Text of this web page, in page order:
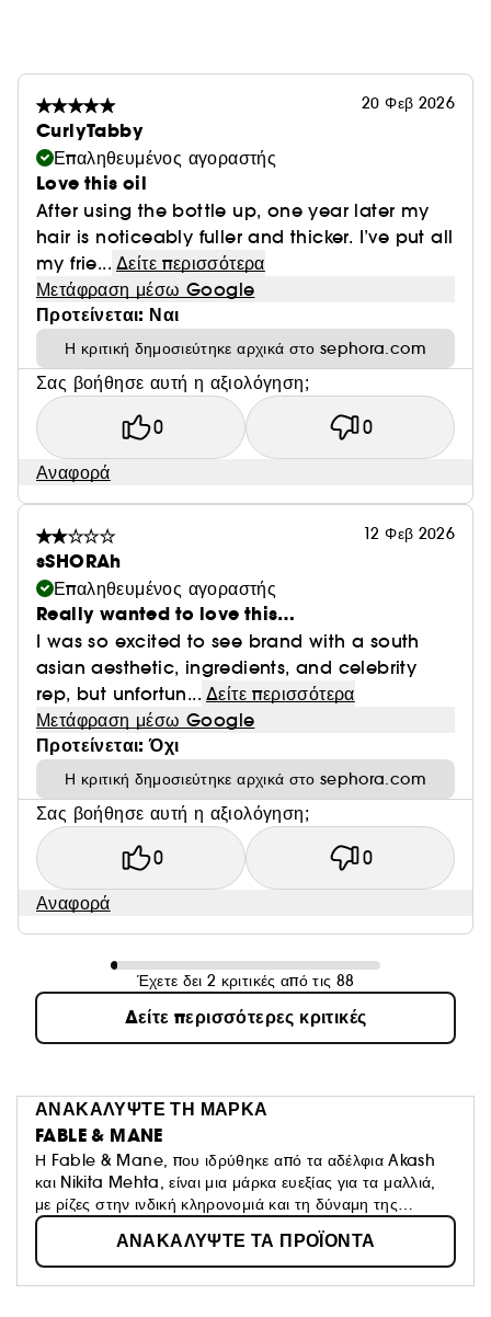
20 Φεβ 2026
CurlyTabby
Επαληθευμένος αγοραστής
Love this oil
After using the bottle up, one year later my
hair is noticeably fuller and thicker. I’ve put all
my frie... Δείτε περισσότερα
Μετάφραση μέσω Google
Προτείνεται: Ναι
Η κριτική δημοσιεύτηκε αρχικά στο sephora.com
Σας βοήθησε αυτή η αξιολόγηση;
0 0
Αναφορά
12 Φεβ 2026
sSHORAh
Επαληθευμένος αγοραστής
Really wanted to love this…
I was so excited to see brand with a south
asian aesthetic, ingredients, and celebrity
rep, but unfortun... Δείτε περισσότερα
Μετάφραση μέσω Google
Προτείνεται: Όχι
Η κριτική δημοσιεύτηκε αρχικά στο sephora.com
Σας βοήθησε αυτή η αξιολόγηση;
0 0
Αναφορά
Έχετε δει 2 κριτικές από τις 88
Δείτε περισσότερες κριτικές
ΑΝΑΚΑΛΥΨΤΕ ΤΗ ΜΑΡΚΑ
FABLE & MANE
Η Fable & Mane, που ιδρύθηκε από τα αδέλφια Akash
και Nikita Mehta, είναι μια μάρκα ευεξίας για τα μαλλιά,
με ρίζες στην ινδική κληρονομιά και τη δύναμη της
Αγιουρβέδα. Εμπνευσμένη από τα παιδικά τελετουργικά
εφαρμογής ελαίου στα μαλλιά και τις στιγμές αφήγησης
ιστοριών με τη γιαγιά τους, η μάρκα επαναπροσδιορίζει
αυτές τις παραδόσεις για το σήμερα. Συνδυάζοντας
ΑΝΑΚΑΛΥΨΤΕ ΤΑ ΠΡΟΪΟΝΤΑ